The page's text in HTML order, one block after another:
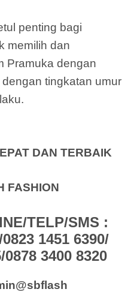
penting bagi
memilih dan
Pramuka dengan
tingkatan umur
DAN TERBAIK
FASHION
TELP/SMS :
1451 6390/
0878 3400 8320